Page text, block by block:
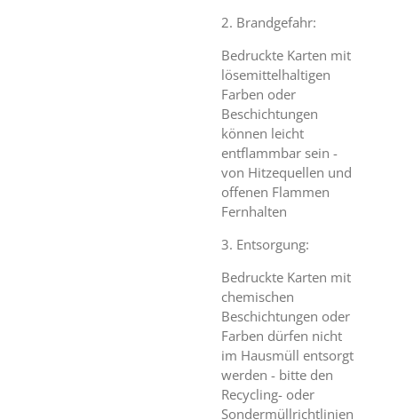
2. Brandgefahr:
Bedruckte Karten mit
lösemittelhaltigen
Farben oder
Beschichtungen
können leicht
entflammbar sein -
von Hitzequellen und
offenen Flammen
Fernhalten
3. Entsorgung:
Bedruckte Karten mit
chemischen
Beschichtungen oder
Farben dürfen nicht
im Hausmüll entsorgt
werden - bitte den
Recycling- oder
Sondermüllrichtlinien